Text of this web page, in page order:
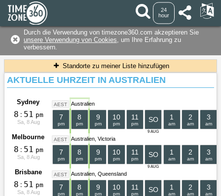
24
hour
Durch die Verwendung von timezone360.com akzeptieren Sie
unsere Verwendung von Cookies , um Ihre Erfahrung zu
verbessern.
Standorte zu meiner Liste hinzufügen
AKTUELLE UHRZEIT IN AUSTRALIEN
Sydney AEST Australien
8 : 51 pm
Sa, 8 Aug
7
pm
8
pm
9
pm
10
pm
11
pm
9 AUG
SO 1
am
2
am
3
am
Melbourne AEST Australien Victoria
8 : 51 pm
Sa, 8 Aug
7
pm
8
pm
9
pm
10
pm
11
pm
9 AUG
SO 1
am
2
am
3
am
Brisbane AEST Australien Queensland
8 : 51 pm
Sa, 8 Aug
7
pm
8
pm
9
pm
10
pm
11
pm SO 1
am
2
am
3
am